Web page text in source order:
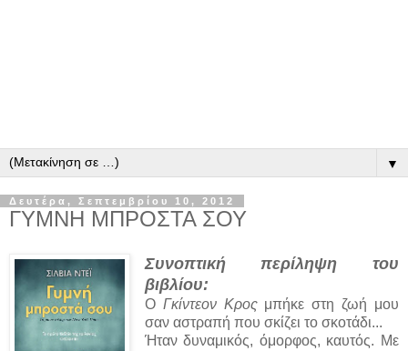
▼
Δευτέρα, Σεπτεμβρίου 10, 2012
ΓΥΜΝΗ ΜΠΡΟΣΤΑ ΣΟΥ
Συνοπτική περίληψη του
βιβλίου:
Ο Γκίντεον Κροςμπήκε στη ζωή μου
σαν αστραπή που σκίζει το σκοτάδι...
Ήταν δυναμικός, όμορφος, καυτός. Με